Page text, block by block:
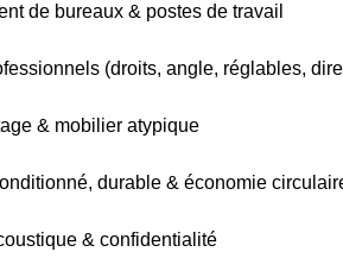
de bureaux & postes de travail
(droits, angle, réglables,
& mobilier atypique
durable & économie
& confidentialité